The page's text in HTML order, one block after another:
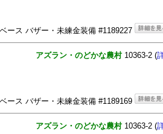
ース バザー・未練金装備 #1189227
アズラン・のどかな農村10363-2 (
ース バザー・未練金装備 #1189169
アズラン・のどかな農村10363-2 (